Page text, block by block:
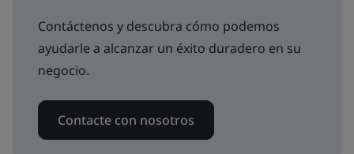
Contáctenos y descubra cómo podemos
ayudarle a alcanzar un éxito duradero en su
negocio.
Contacte con nosotros